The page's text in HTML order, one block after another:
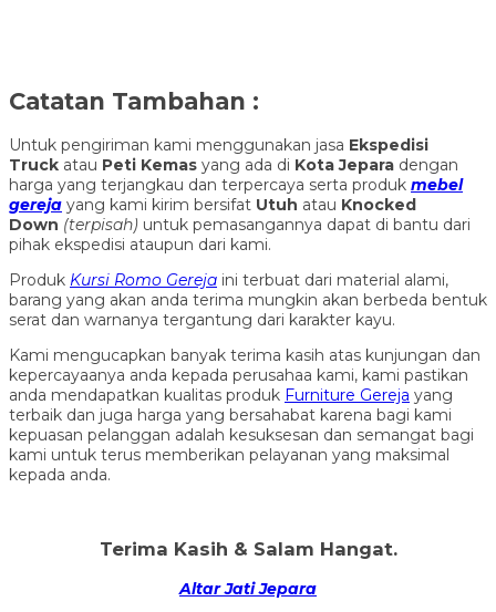
Catatan Tambahan :
Untuk pengiriman kami menggunakan jasa Ekspedisi
Truck atau Peti Kemas yang ada di Kota Jepara dengan
harga yang terjangkau dan terpercaya serta produk mebel
gereja yang kami kirim bersifat Utuh atau Knocked
Down (terpisah) untuk pemasangannya dapat di bantu dari
pihak ekspedisi ataupun dari kami.
Produk Kursi Romo Gereja ini terbuat dari material alami,
barang yang akan anda terima mungkin akan berbeda bentuk
serat dan warnanya tergantung dari karakter kayu.
Kami mengucapkan banyak terima kasih atas kunjungan dan
kepercayaanya anda kepada perusahaa kami, kami pastikan
anda mendapatkan kualitas produk Furniture Gereja yang
terbaik dan juga harga yang bersahabat karena bagi kami
kepuasan pelanggan adalah kesuksesan dan semangat bagi
kami untuk terus memberikan pelayanan yang maksimal
kepada anda.
Terima Kasih & Salam Hangat.
Altar Jati Jepara